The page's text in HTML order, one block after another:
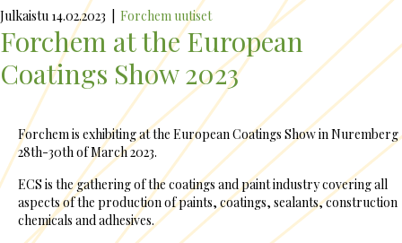
Julkaistu 14.02.2023 Forchem uutiset
Forchem at the European
Coatings Show 2023
Forchem is exhibiting at the European Coatings Show in Nuremberg
28th-30th of March 2023.
ECS is the gathering of the coatings and paint industry covering all
aspects of the production of paints, coatings, sealants, construction
chemicals and adhesives.